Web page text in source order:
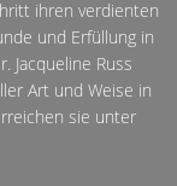
ihren verdienten
und Erfüllung in
Jacqueline Russ
Art und Weise in
sie unter